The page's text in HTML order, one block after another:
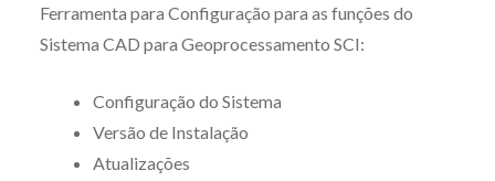
Ferramenta para Configuração para as funções do
Sistema CAD para Geoprocessamento SCI:
Configuração do Sistema
Versão de Instalação
Atualizações